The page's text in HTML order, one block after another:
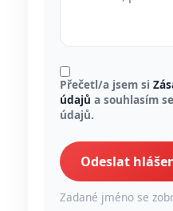
Přečetl/a jsem si
údajů a souhlasím
údajů.
Odeslat
Zadané jméno se